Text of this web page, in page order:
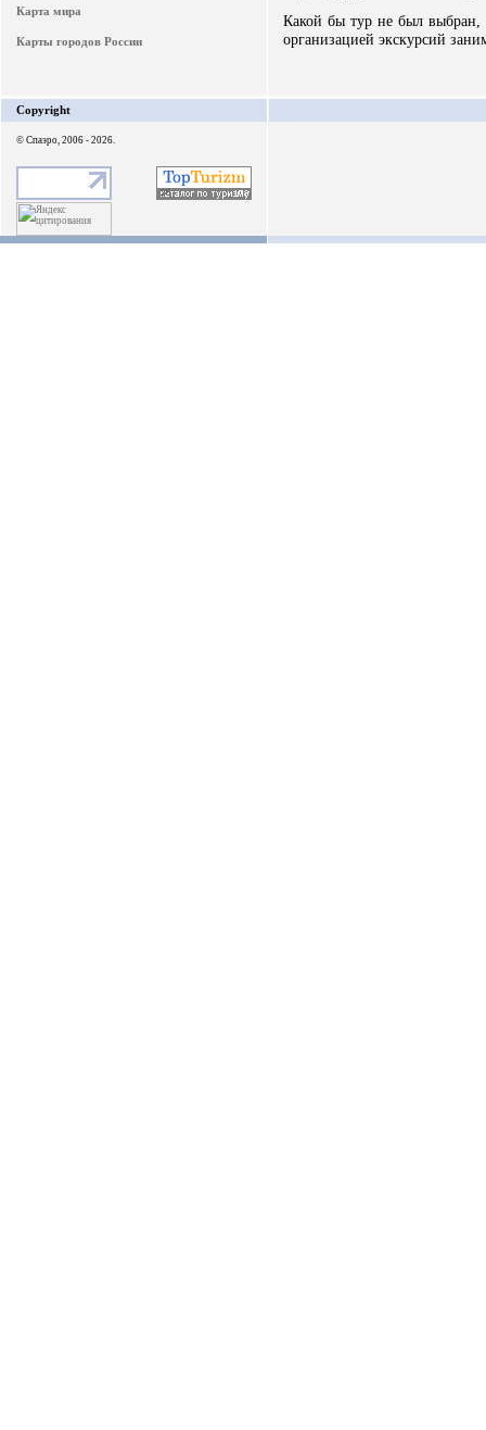
Карта мира
Карты городов России
Какой бы тур не был выбран,
организацией экскурсий
Copyright
© Спаэро, 2006 - 2026.